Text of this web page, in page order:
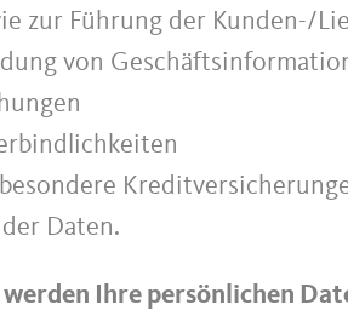
zur Führung der Kunden-/
von
Daten.
werden Ihre persönlichen